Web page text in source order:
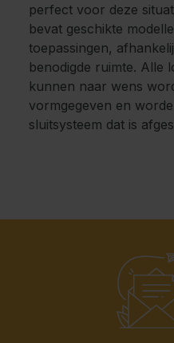
perfect voor deze
bevat geschikte
toepassingen,
benodigde ruimte. Alle
kunnen naar wens
vormgegeven en
sluitsysteem dat is